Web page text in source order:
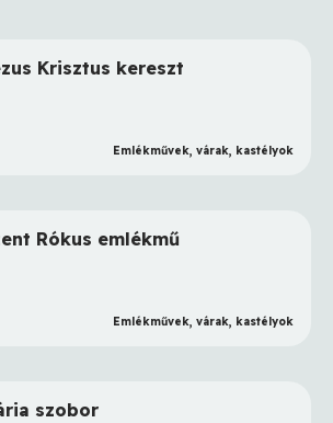
Krisztus kereszt
Emlékművek, várak, kastélyok
Rókus emlékmű
Emlékművek, várak, kastélyok
szobor